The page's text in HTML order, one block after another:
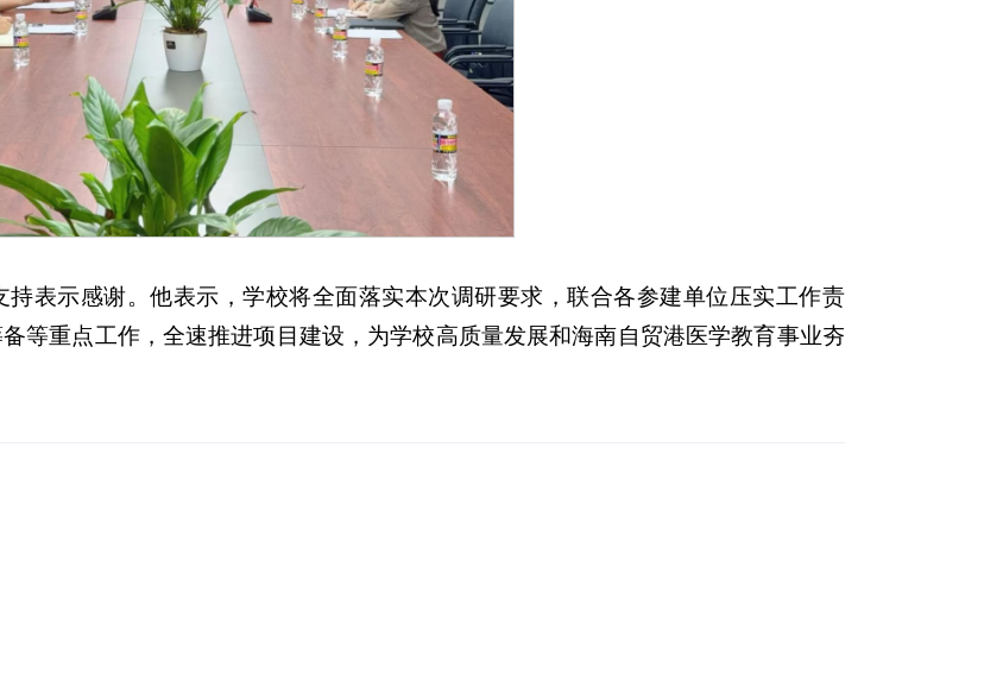
表示感谢。他表示，学校将全面落实本次调研要求，联合各参建单位压实工作责
等重点工作，全速推进项目建设，为学校高质量发展和海南自贸港医学教育事业夯